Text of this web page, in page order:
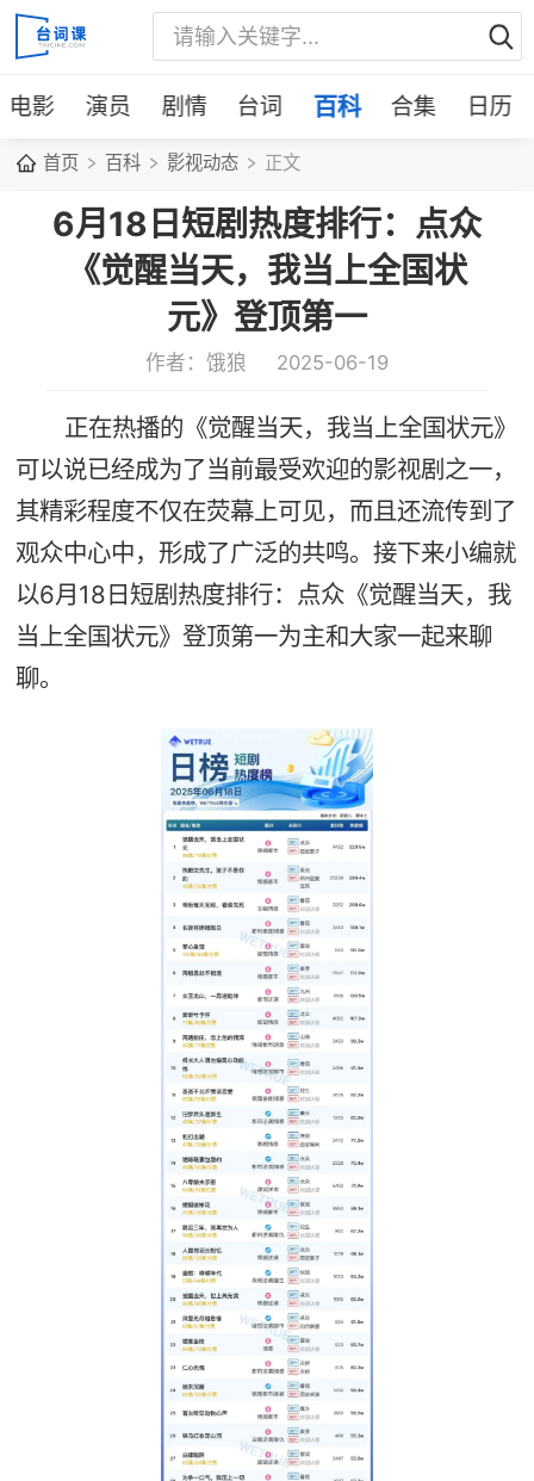
电影 演员 剧情 台词 百科 合集 日历
首页 百科 影视动态 正文
6月18日短剧热度排行：点众
《觉醒当天，我当上全国状
元》登顶第一
作者：饿狼 2025-06-19
正在热播的《觉醒当天，我当上全国状元》
可以说已经成为了当前最受欢迎的影视剧之一，
其精彩程度不仅在荧幕上可见，而且还流传到了
观众中心中，形成了广泛的共鸣。接下来小编就
以6月18日短剧热度排行：点众《觉醒当天，我
当上全国状元》登顶第一为主和大家一起来聊
聊。